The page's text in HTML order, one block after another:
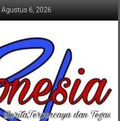
Agustus 6, 2026